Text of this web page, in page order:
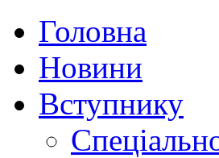
Головна
Новини
Вступнику